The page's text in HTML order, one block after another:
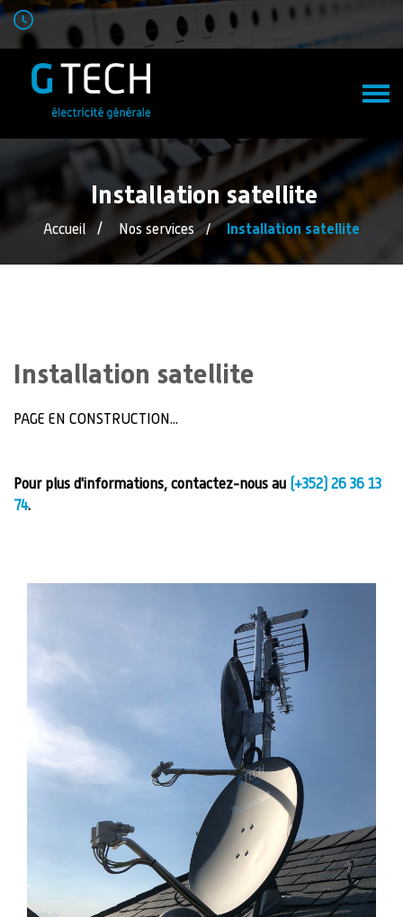
Installation satellite
Accueil Nos services Installation satellite
​​​​​​​Installation satellite
PAGE EN CONSTRUCTION...
Pour plus d'informations, contactez-nous au (+352) 26 36 13
74.